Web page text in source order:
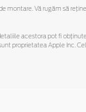
Vă rugăm să
acestora pot fi
proprietatea Apple Inc.